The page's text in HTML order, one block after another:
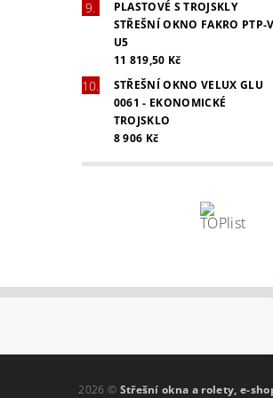
PLASTOVÉ S TROJSKLY
STŘEŠNÍ OKNO FAKRO PTP-V
U5
11 819,50 Kč
STŘEŠNÍ OKNO VELUX GLU
0061 - EKONOMICKÉ
TROJSKLO
8 906 Kč
2026 © Střešní okna a rolety, e-